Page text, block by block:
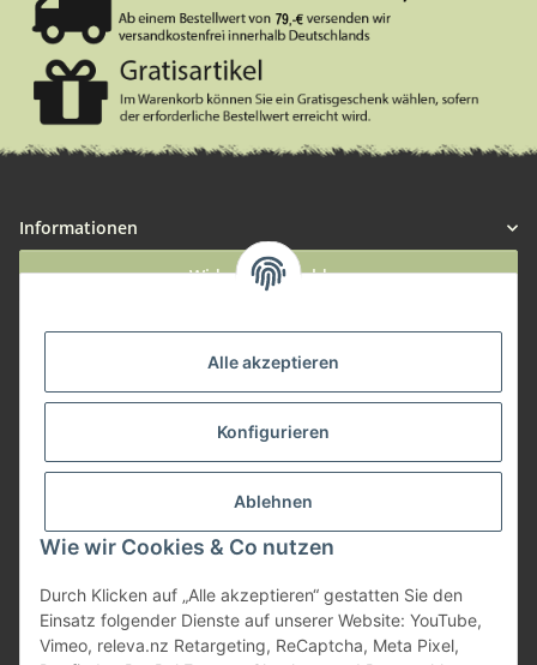
Alle akzeptieren
Konfigurieren
Ablehnen
Wie wir Cookies & Co nutzen
Durch Klicken auf „Alle akzeptieren“ gestatten Sie den
Einsatz folgender Dienste auf unserer Website: YouTube,
Vimeo, releva.nz Retargeting, ReCaptcha, Meta Pixel,
Informationen
Widerruf anmelden
Zahlungsmöglichkeiten